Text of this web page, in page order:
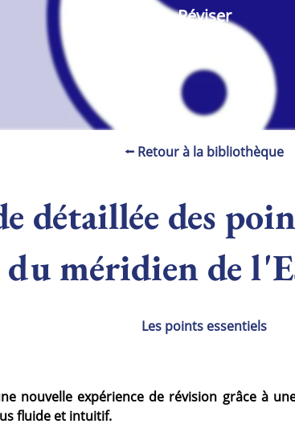
Réviser
⭠ Retour à la bibliothèque
détaillée des
du méridien de
Les points essentiels
nouvelle expérience de révision grâce à
fluide et intuitif.